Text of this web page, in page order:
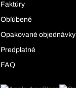
Faktúry
Obľúbené
Opakované objednávky
Predplatné
FAQ